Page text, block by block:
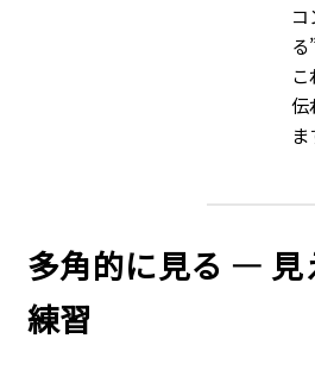
る
こ
伝
ま
多角的に見る ― 見
練習